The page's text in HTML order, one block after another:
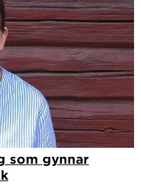
som gynnar